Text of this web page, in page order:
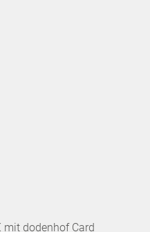
mit dodenhof Card